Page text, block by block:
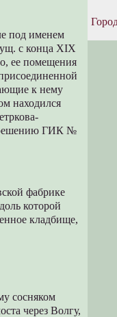
под именем
с конца XIX
ее помещения
к нему
находился
решению ГИК №
фабрике
которой
кладбище,
сосняком
через Волгу,